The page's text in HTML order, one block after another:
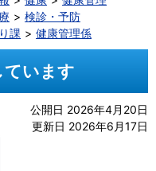
検診・予防
課 健康管理係
ています
公開日 2026年4月20日
更新日 2026年6月17日